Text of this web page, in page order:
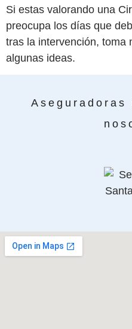
Si estas valorando una
preocupa los días que
tras la intervención, toma
algunas ideas.
Aseguradoras